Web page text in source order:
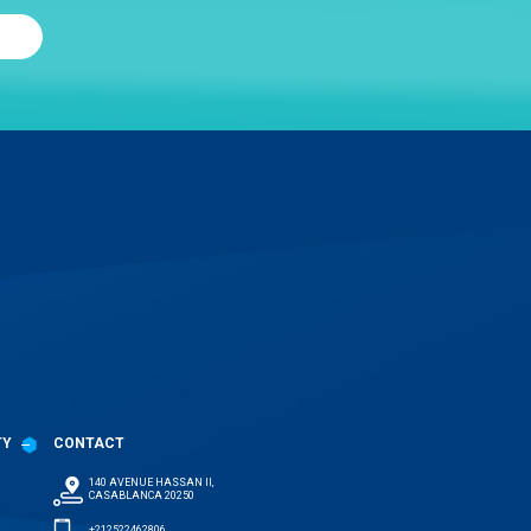
CONTACT
140 AVENUE HASSAN II,
CASABLANCA 20250